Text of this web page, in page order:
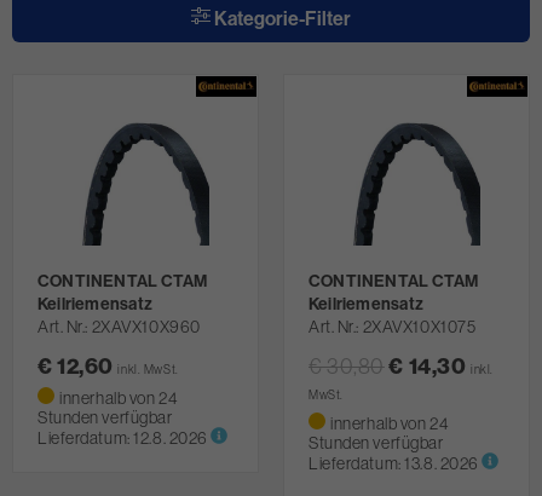
Kategorie-Filter
CONTINENTAL CTAM
Keilriemensatz
Art. Nr. 2XAVX10X960
€ 12,60inkl. MwSt.
innerhalb von 24
Stunden verfügbar
Lieferdatum:12.8. 2026
CONTINENTAL CTAM
Keilriemensatz
Art. Nr. 2XAVX10X1075
€ 30,80€ 14,30 inkl.
MwSt.
innerhalb von 24
Stunden verfügbar
Lieferdatum:13.8. 2026